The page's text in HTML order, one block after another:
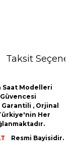
Taksit
Saat Modelleri
Güvencesi
, Orjinal
Her
Resmi Bayisidir.